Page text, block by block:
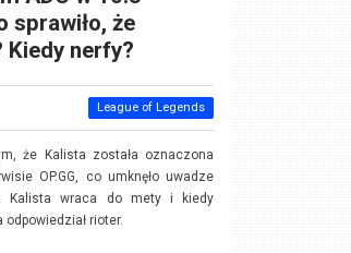
sprawiło, że
Kiedy nerfy?
League of Legends
że Kalista została oznaczona
OP.GG, co umknęło uwadze
Kalista wraca do mety i kiedy
rioter.